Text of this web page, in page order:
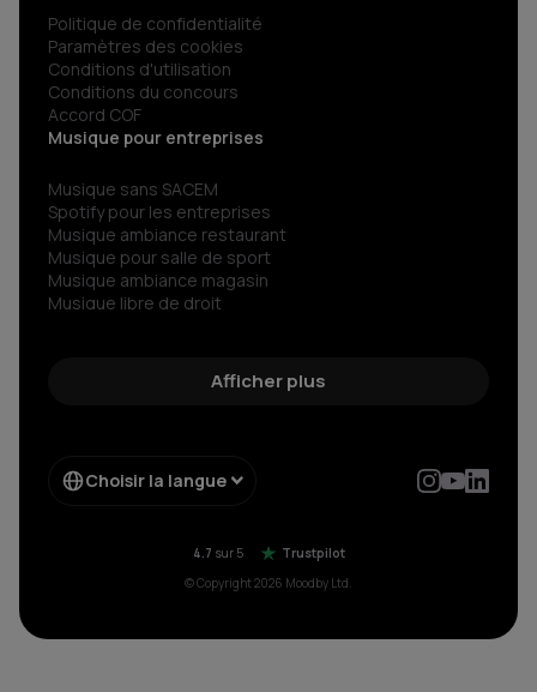
Politique de confidentialité
Paramètres des cookies
Conditions d'utilisation
Conditions du concours
Accord COF
Musique pour entreprises
Musique sans SACEM
Spotify pour les entreprises
Musique ambiance restaurant
Musique pour salle de sport
Musique ambiance magasin
Musique libre de droit
Découvrez le son libre de droit d’exception
Streaming musical pour votre entreprise
Afficher plus
Choisir la langue
4.7 sur 5
Trustpilot
© Copyright 2026 Moodby Ltd.